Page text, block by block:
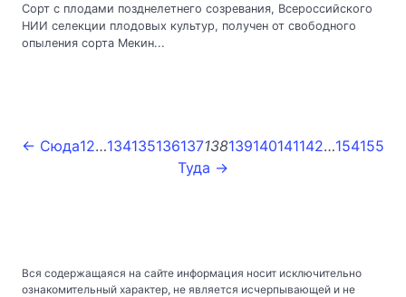
Сорт с плодами позднелетнего созревания, Всероссийского
НИИ селекции плодовых культур, получен от свободного
опыления сорта Мекин...
← Сюда12…134135136137138139140141142…154155
Туда →
Вся содержащаяся на сайте информация носит исключительно
ознакомительный характер, не является исчерпывающей и не